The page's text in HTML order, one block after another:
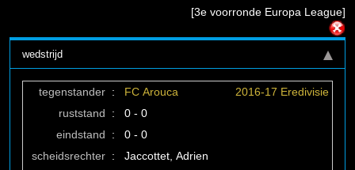
[3e voorronde Europa League]
wedstrijd
tegenstander : FC Arouca
2016-17 Eredivisie
ruststand
:
0 - 0
eindstand
:
0 - 0
scheidsrechter :
Jaccottet, Adrien